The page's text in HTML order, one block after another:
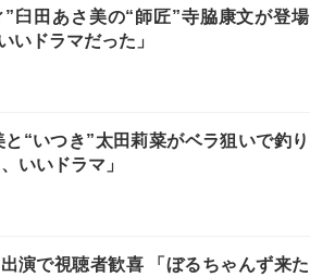
臼田あさ美の“師匠”寺脇康文が登場
いドラマだった」
“いつき”太田莉菜がベラ狙いで釣り
いいドラマ」
演で視聴者歓喜 「ぼるちゃんず来た